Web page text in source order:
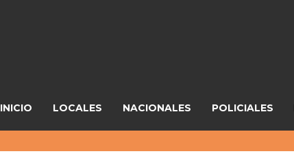
INICIO LOCALES NACIONALES POLICIALES